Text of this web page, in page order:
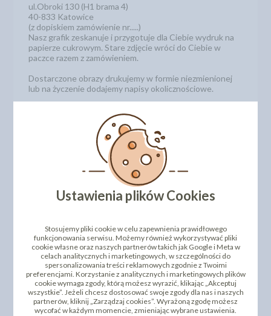
ul.Obroki 130 (H1 brama 4)
40-833 Katowice
(z dopiskiem zamówienie nr.....)
Nasz grafik zeskanuje i przygotuje dla Ciebie wydruk na
papierze cukrowym. Stare zdjęcie wróci do Ciebie w
paczce razem z zamówieniem.
Dostarczone obrazy drukujemy w formie niezmienionej
lub na życzenie dodajemy napisy okolicznościowe.
klienta możemy dokonać niewielkich modyfikacji
przesłanej grafiki lub zdjęcia. Zamówienia z wydrukami
indywidualnymi są realizowane po wcześniejszej
przedpłacie zamówienia.
Wydruki wysyłamy zapakowane w specjalne
opakowanie, aby bezpiecznie do Ciebie dotarły.
UWAGA!
na wydrukach tradycyjnych.
Ustawienia plików Cookies
Stosujemy pliki cookie w celu zapewnienia prawidłowego
funkcjonowania serwisu. Możemy również wykorzystywać pliki
cookie własne oraz naszych partnerów takich jak Google i Meta w
celach analitycznych i marketingowych, w szczególności do
spersonalizowania treści reklamowych zgodnie z Twoimi
preferencjami. Korzystanie z analitycznych i marketingowych plików
cookie wymaga zgody, którą możesz wyrazić, klikając „Akceptuj
wszystkie”. Jeżeli chcesz dostosować swoje zgody dla nas i naszych
partnerów, kliknij „Zarządzaj cookies”. Wyrażoną zgodę możesz
wycofać w każdym momencie, zmieniając wybrane ustawienia.